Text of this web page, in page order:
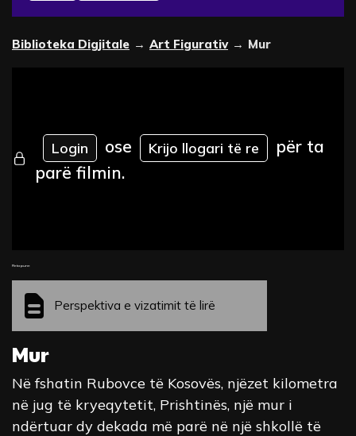
Biblioteka Digjitale → Art Figurativ → Mur
Login ose Krijo llogari të re
për ta
parë filmin.
Fleta pune
Perspektiva e vizatimit të lirë
Mur
Në fshatin Rubovce të Kosovës, njëzet kilometra
në jug të kryeqytetit, Prishtinës, një mur i
ndërtuar dy dekada më parë në një shkollë të